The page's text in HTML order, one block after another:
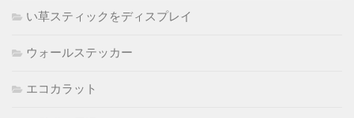
い草スティックをディスプレイ
ウォールステッカー
エコカラット